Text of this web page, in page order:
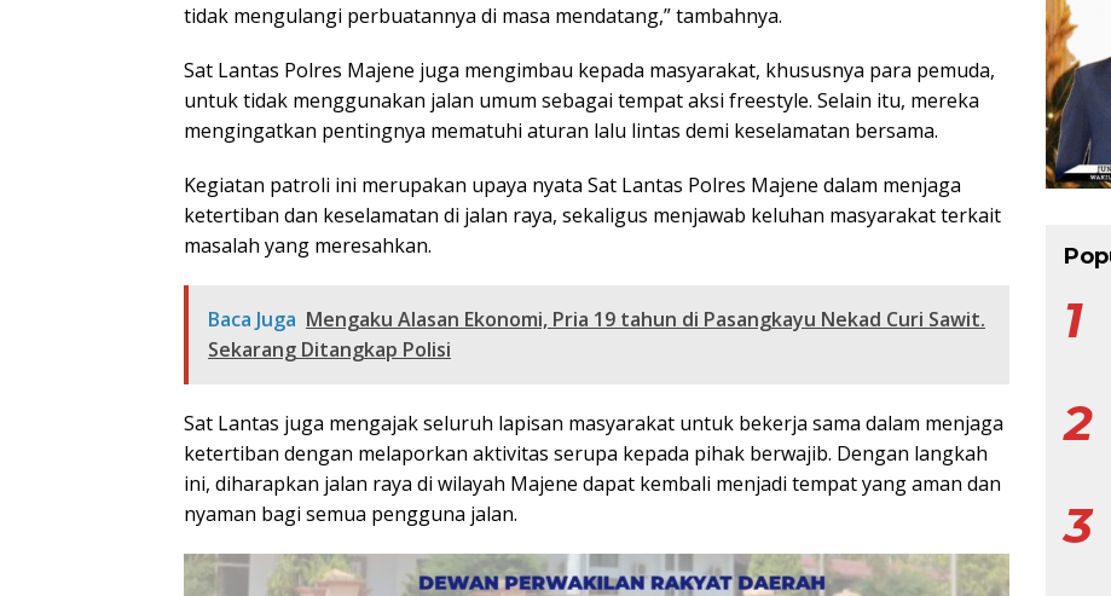
tidak mengulangi perbuatannya di masa mendatang,” tambahnya.
Sat Lantas Polres Majene juga mengimbau kepada masyarakat, khususnya para pemuda,
untuk tidak menggunakan jalan umum sebagai tempat aksi freestyle. Selain itu, mereka
mengingatkan pentingnya mematuhi aturan lalu lintas demi keselamatan bersama.
Kegiatan patroli ini merupakan upaya nyata Sat Lantas Polres Majene dalam menjaga
ketertiban dan keselamatan di jalan raya, sekaligus menjawab keluhan masyarakat terkait
masalah yang meresahkan.
Baca Juga Mengaku Alasan Ekonomi, Pria 19 tahun di Pasangkayu Nekad Curi Sawit.
Sekarang Ditangkap Polisi
Sat Lantas juga mengajak seluruh lapisan masyarakat untuk bekerja sama dalam menjaga
ketertiban dengan melaporkan aktivitas serupa kepada pihak berwajib. Dengan langkah
ini, diharapkan jalan raya di wilayah Majene dapat kembali menjadi tempat yang aman dan
nyaman bagi semua pengguna jalan.
1
2
3